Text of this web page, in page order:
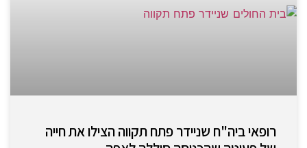
רופאי ביה"ח שניידר פתח תקווה הצילו את חייה